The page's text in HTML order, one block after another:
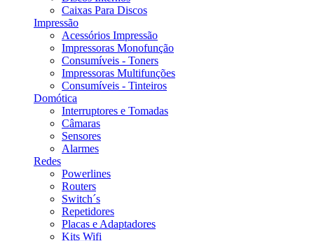
Caixas Para Discos
Impressão
Acessórios Impressão
Impressoras Monofunção
Consumíveis - Toners
Impressoras Multifunções
Consumíveis - Tinteiros
Domótica
Interruptores e Tomadas
Câmaras
Sensores
Alarmes
Redes
Powerlines
Routers
Switch´s
Repetidores
Placas e Adaptadores
Kits Wifi